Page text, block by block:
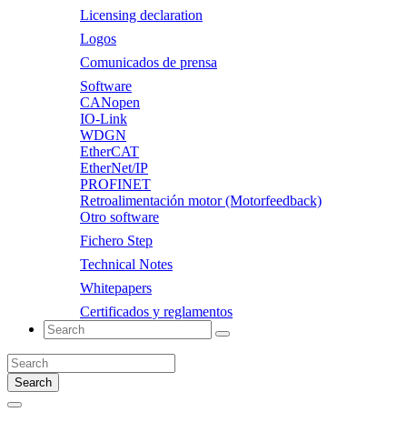
Licensing declaration
Logos
Comunicados de prensa
Software
CANopen
IO-Link
WDGN
EtherCAT
EtherNet/IP
PROFINET
Retroalimentación motor (Motorfeedback)
Otro software
Fichero Step
Technical Notes
Whitepapers
Certificados y reglamentos
Search